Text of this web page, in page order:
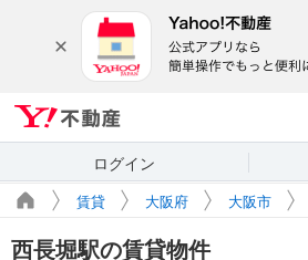
ログイン
賃貸 大阪府 大阪市
西長堀駅の賃貸物件